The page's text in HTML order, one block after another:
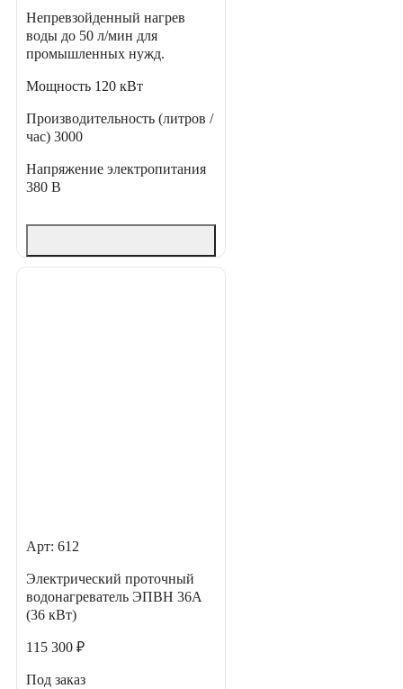
Непревзойденный нагрев
воды до 50 л/мин для
промышленных нужд.
Мощность 120 кВт
Производительность (литров /
час) 3000
Напряжение электропитания
380 В
Арт: 612
Электрический проточный
водонагреватель ЭПВН 36А
(36 кВт)
115 300 ₽
Под заказ